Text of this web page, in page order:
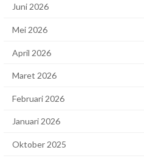
Juni 2026
Mei 2026
April 2026
Maret 2026
Februari 2026
Januari 2026
Oktober 2025